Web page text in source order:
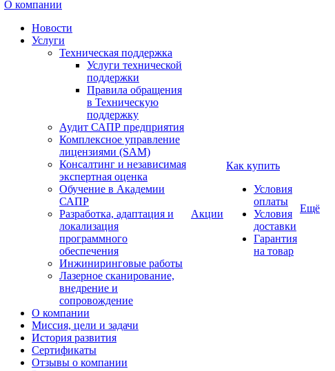
О компании
Новости
Услуги
Техническая поддержка
Услуги технической
поддержки
Правила обращения
в Техническую
поддержку
Аудит САПР предприятия
Комплексное управление
лицензиями (SAM)
Консалтинг и независимая
экспертная оценка
Обучение в Академии
САПР
Разработка, адаптация и
локализация
программного
обеспечения
Инжиниринговые работы
Лазерное сканирование,
внедрение и
сопровождение
О компании
Миссия, цели и задачи
История развития
Сертификаты
Отзывы о компании
Акции
Как купить
Условия
оплаты
Условия
доставки
Гарантия
на товар
Ещё